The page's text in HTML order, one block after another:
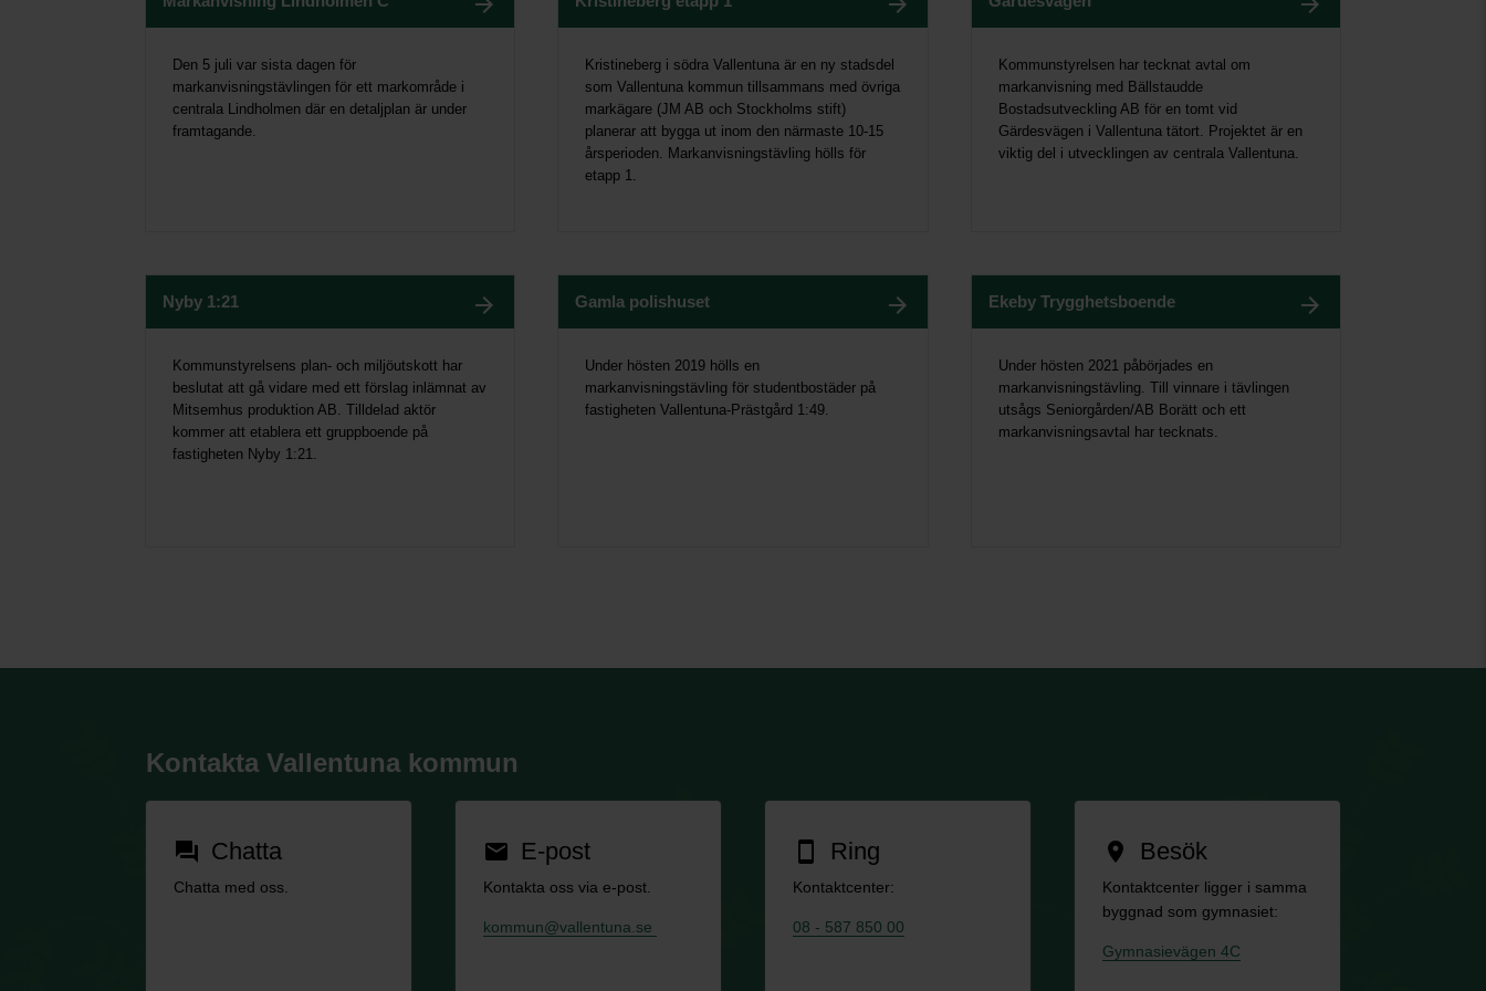
Den 5 juli var sista dagen för
markanvisningstävlingen för ett markområde i
centrala Lindholmen där en detaljplan är under
framtagande.
Kristineberg i södra Vallentuna är en ny stadsdel
som Vallentuna kommun tillsammans med övriga
markägare (JM AB och Stockholms stift)
planerar att bygga ut inom den närmaste 10-15
årsperioden. Markanvisningstävling hölls för
etapp 1.
Kommunstyrelsen har tecknat avtal om
markanvisning med Bällstaudde
Bostadsutveckling AB för en tomt vid
Gärdesvägen i Vallentuna tätort. Projektet är en
viktig del i utvecklingen av centrala Vallentuna.
Nyby 1:21
Kommunstyrelsens plan- och miljöutskott har
beslutat att gå vidare med ett förslag inlämnat av
Mitsemhus produktion AB. Tilldelad aktör
kommer att etablera ett gruppboende på
fastigheten Nyby 1:21.
Gamla polishuset
Under hösten 2019 hölls en
markanvisningstävling för studentbostäder på
fastigheten Vallentuna-Prästgård 1:49.
Ekeby Trygghetsboende
Under hösten 2021 påbörjades en
markanvisningstävling. Till vinnare i tävlingen
utsågs Seniorgården/AB Borätt och ett
markanvisningsavtal har tecknats.
Kontakta Vallentuna kommun
forum Chatta
Chatta med oss.
email E-post
Kontakta oss via e-post.
kommun@vallentuna.se
smartphone Ring
Kontaktcenter:
08 - 587 850 00
location_on Besök
Kontaktcenter ligger i samma
byggnad som gymnasiet:
Gymnasievägen 4C